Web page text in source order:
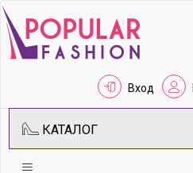
Вход
КАТАЛОГ